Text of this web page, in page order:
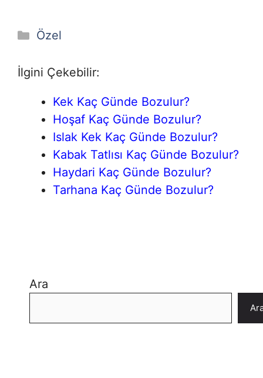
Kategoriler
Özel
İlgini Çekebilir:
Kek Kaç Günde Bozulur?
Hoşaf Kaç Günde Bozulur?
Islak Kek Kaç Günde Bozulur?
Kabak Tatlısı Kaç Günde Bozulur?
Haydari Kaç Günde Bozulur?
Tarhana Kaç Günde Bozulur?
Ara